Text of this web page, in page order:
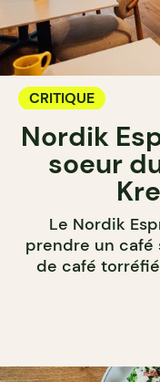
CRITIQUE
Nordik
soeur
Le Nordik
prendre un café
de café